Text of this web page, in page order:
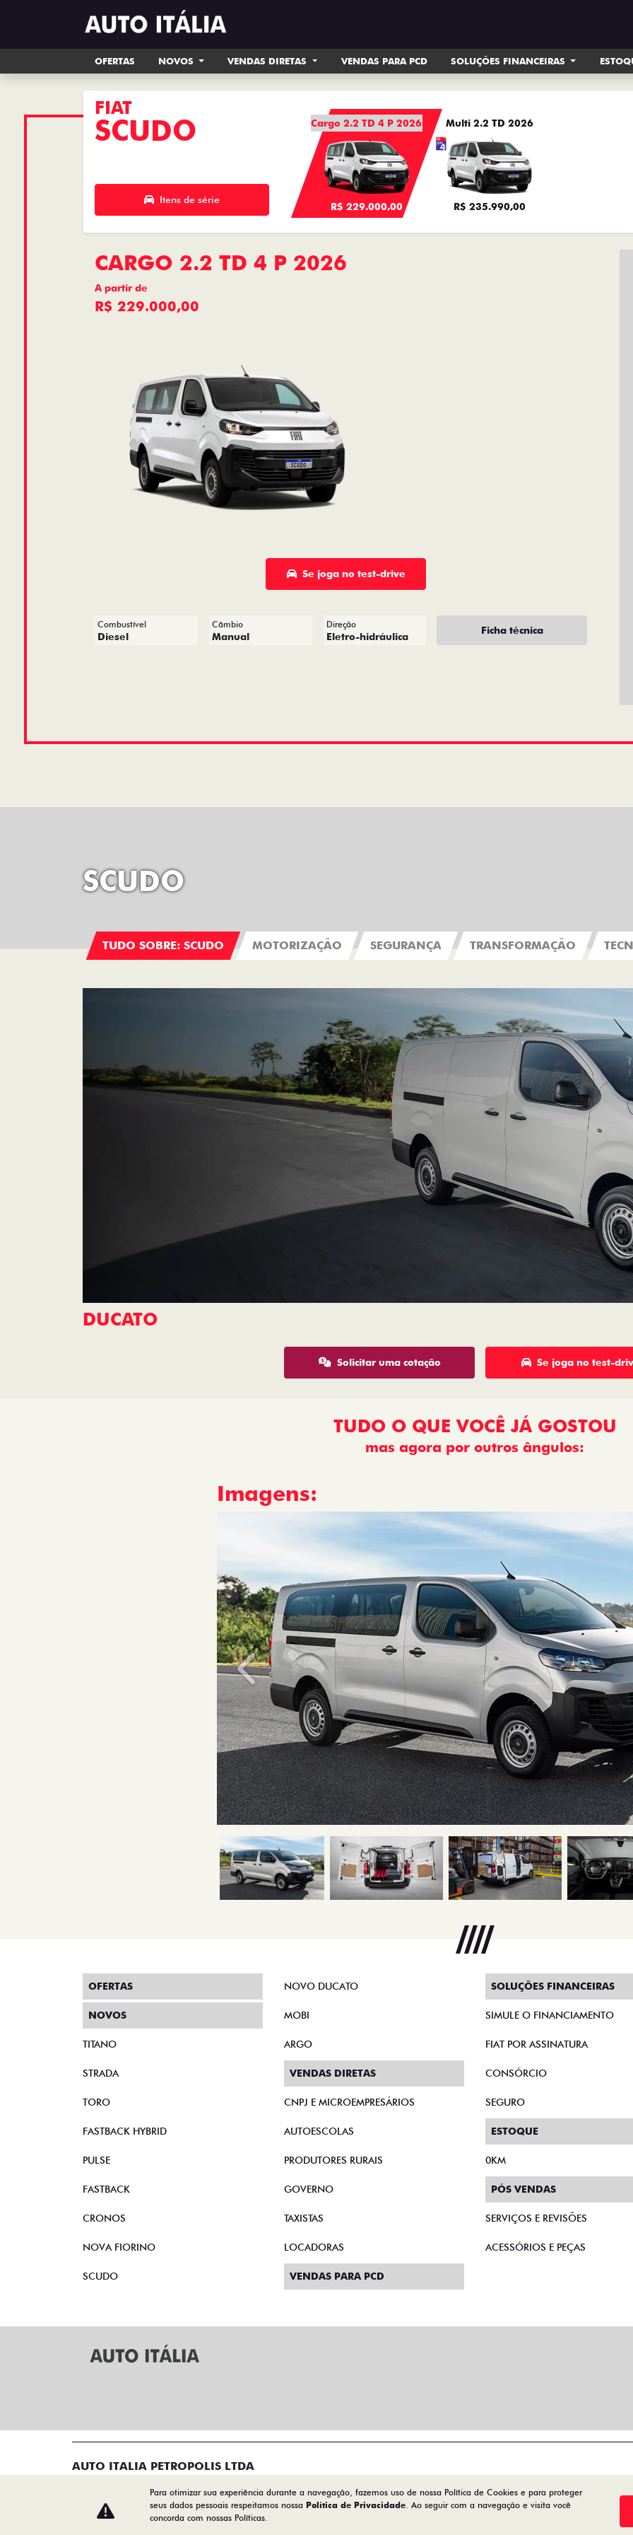
OFERTAS NOVOS VENDAS DIRETAS VENDAS PARA PCD SOLUÇÕES FINANCEIRAS
FIAT
SCUDO
Itens de série
Cargo 2.2 TD 4 P 2026
R$ 229.000,00
Multi 2.2 TD 2026
R$ 235.990,00
CARGO 2.2 TD 4 P 2026
A partir de
R$ 229.000,00
Se joga no test-drive
Combustível
Diesel
Câmbio
Manual
Direção
Eletro-hidráulica
Ficha técnica
SCUDO
TUDO SOBRE: SCUDO MOTORIZAÇÃO SEGURANÇA TRANSFORMAÇÃO
DUCATO
Solicitar uma cotação Se joga no test-
TUDO O QUE VOCÊ JÁ GOSTOU
mas agora por outros ângulos:
Imagens:
Anterior
OFERTAS
NOVOS
TITANO
STRADA
TORO
FASTBACK HYBRID
PULSE
FASTBACK
CRONOS
NOVA FIORINO
SCUDO
NOVO DUCATO
MOBI
ARGO
VENDAS DIRETAS
CNPJ E MICROEMPRESÁRIOS
AUTOESCOLAS
PRODUTORES RURAIS
GOVERNO
TAXISTAS
LOCADORAS
VENDAS PARA PCD
SOLUÇÕES FINANCEIRAS
SIMULE O FINANCIAMENTO
FIAT POR ASSINATURA
CONSÓRCIO
SEGURO
ESTOQUE
0KM
PÓS VENDAS
SERVIÇOS E REVISÕES
ACESSÓRIOS E PEÇAS
AUTO ITALIA PETROPOLIS LTDA
Para otimizar sua experiência durante a navegação, fazemos uso de nossa Política de Cookies e para proteger
seus dados pessoais respeitamos nossa Política de Privacidade. Ao seguir com a navegação e visita você
concorda com nossas Políticas.